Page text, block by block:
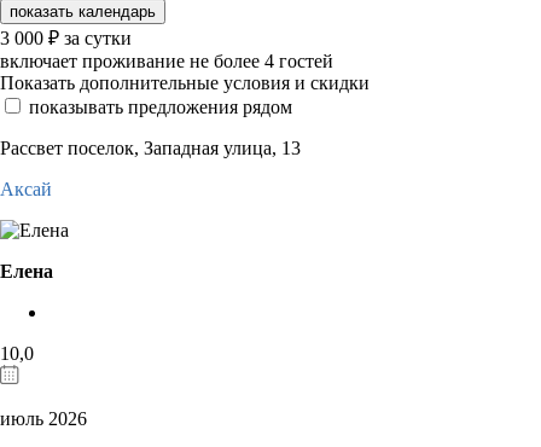
показать календарь
3 000 ₽ за сутки
включает проживание не более 4 гостей
Показать дополнительные условия и скидки
показывать предложения рядом
Рассвет поселок, Западная улица, 13
Аксай
Елена
10,0
июль 2026